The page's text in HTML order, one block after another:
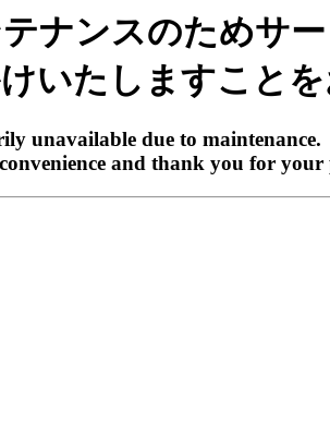
ナンスのためサー
いたしますことを
unavailable due to maintenance.
and thank you for your